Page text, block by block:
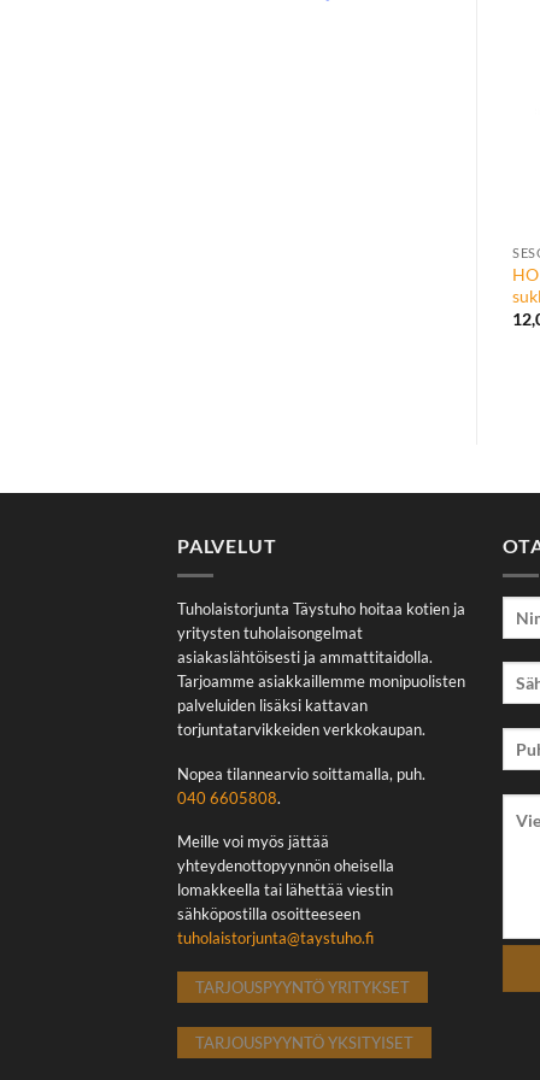
PALVELUT
Tuholaistorjunta Täystuho hoitaa kotien ja
yritysten tuholaisongelmat
asiakaslähtöisesti ja ammattitaidolla.
Tarjoamme asiakkaillemme monipuolisten
palveluiden lisäksi kattavan
torjuntatarvikkeiden verkkokaupan.
Nopea tilannearvio soittamalla, puh.
040 6605808.
Meille voi myös jättää
yhteydenottopyynnön oheisella
lomakkeella tai lähettää viestin
sähköpostilla osoitteeseen
tuholaistorjunta@taystuho.fi
TARJOUSPYYNTÖ YRITYKSET
TARJOUSPYYNTÖ YKSITYISET